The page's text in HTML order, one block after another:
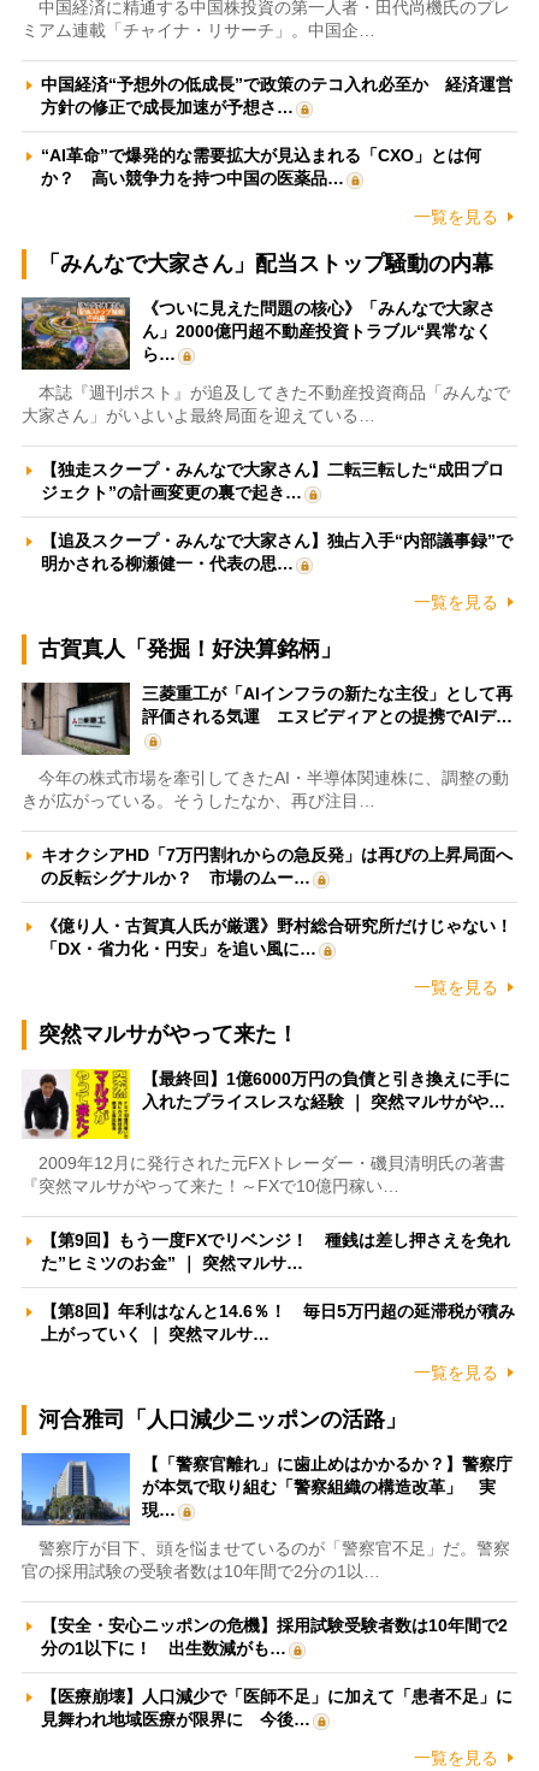
中国経済に精通する中国株投資の第一人者・田代尚機氏のプレ
ミアム連載「チャイナ・リサーチ」。中国企…
中国経済“予想外の低成長”で政策のテコ入れ必至か 経済運営
方針の修正で成長加速が予想さ…
“AI革命”で爆発的な需要拡大が見込まれる「CXO」とは何
か？ 高い競争力を持つ中国の医薬品…
一覧を見る
「みんなで大家さん」配当ストップ騒動の内幕
《ついに見えた問題の核心》「みんなで大家さ
ん」2000億円超不動産投資トラブル“異常なく
ら…
本誌『週刊ポスト』が追及してきた不動産投資商品「みんなで
大家さん」がいよいよ最終局面を迎えている…
【独走スクープ・みんなで大家さん】二転三転した“成田プロ
ジェクト”の計画変更の裏で起き…
【追及スクープ・みんなで大家さん】独占入手“内部議事録”で
明かされる柳瀬健一・代表の思…
一覧を見る
古賀真人「発掘！好決算銘柄」
三菱重工が「AIインフラの新たな主役」として再
評価される気運 エヌビディアとの提携でAIデ…
今年の株式市場を牽引してきたAI・半導体関連株に、調整の動
きが広がっている。そうしたなか、再び注目…
キオクシアHD「7万円割れからの急反発」は再びの上昇局面へ
の反転シグナルか？ 市場のムー…
《億り人・古賀真人氏が厳選》野村総合研究所だけじゃない！
「DX・省力化・円安」を追い風に…
一覧を見る
突然マルサがやって来た！
【最終回】1億6000万円の負債と引き換えに手に
入れたプライスレスな経験 ｜ 突然マルサがや…
2009年12月に発行された元FXトレーダー・磯貝清明氏の著書
『突然マルサがやって来た！～FXで10億円稼い…
【第9回】もう一度FXでリベンジ！ 種銭は差し押さえを免れ
た”ヒミツのお金” ｜ 突然マルサ…
【第8回】年利はなんと14.6％！ 毎日5万円超の延滞税が積み
上がっていく ｜ 突然マルサ…
一覧を見る
河合雅司「人口減少ニッポンの活路」
【「警察官離れ」に歯止めはかかるか？】警察庁
が本気で取り組む「警察組織の構造改革」 実
現…
警察庁が目下、頭を悩ませているのが「警察官不足」だ。警察
官の採用試験の受験者数は10年間で2分の1以…
【安全・安心ニッポンの危機】採用試験受験者数は10年間で2
分の1以下に！ 出生数減がも…
【医療崩壊】人口減少で「医師不足」に加えて「患者不足」に
見舞われ地域医療が限界に 今後…
一覧を見る